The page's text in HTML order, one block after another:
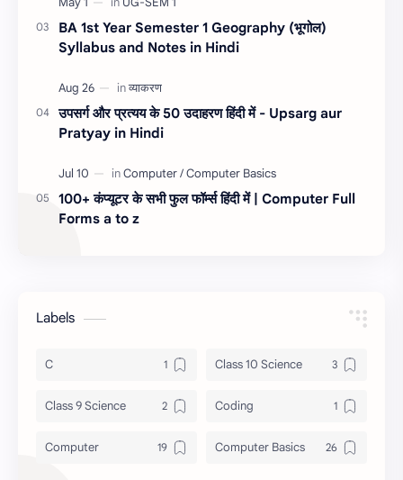
BA 1st Year Semester 1 Geography (भूगोल)
Syllabus and Notes in Hindi
उपसर्ग और प्रत्यय के 50 उदाहरण हिंदी में - Upsarg aur
Pratyay in Hindi
100+ कंप्यूटर के सभी फुल फॉर्म्स हिंदी में | Computer Full
Forms a to z
Labels
C Class 10 Science
Class 9 Science Coding
Computer Computer Basics